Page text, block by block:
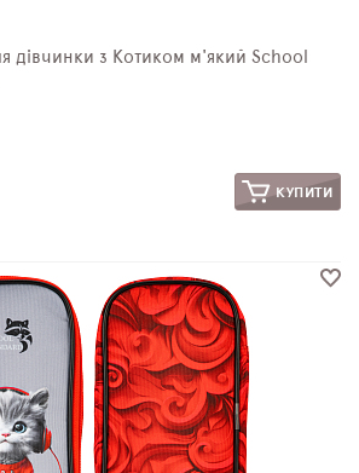
дівчинки з Котиком м'який School
КУПИТИ